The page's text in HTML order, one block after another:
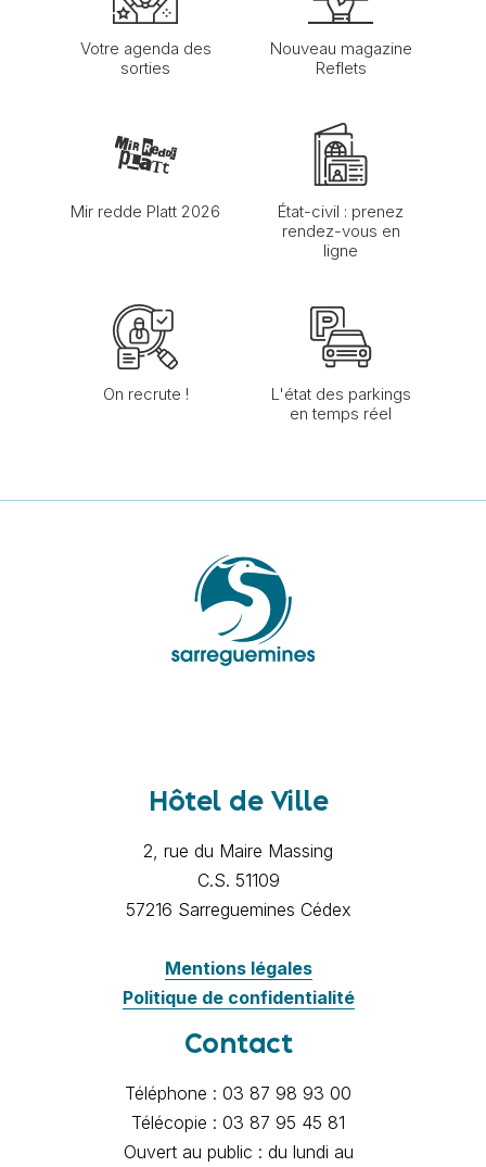
Votre agenda des
sorties
Nouveau magazine
Reflets
Mir redde Platt 2026
État-civil : prenez
rendez-vous en
ligne
On recrute !
L'état des parkings
en temps réel
Hôtel de Ville
2, rue du Maire Massing
C.S. 51109
57216 Sarreguemines Cédex
Mentions légales
Politique de confidentialité
Contact
Téléphone : 03 87 98 93 00
Télécopie : 03 87 95 45 81
Ouvert au public : du lundi au